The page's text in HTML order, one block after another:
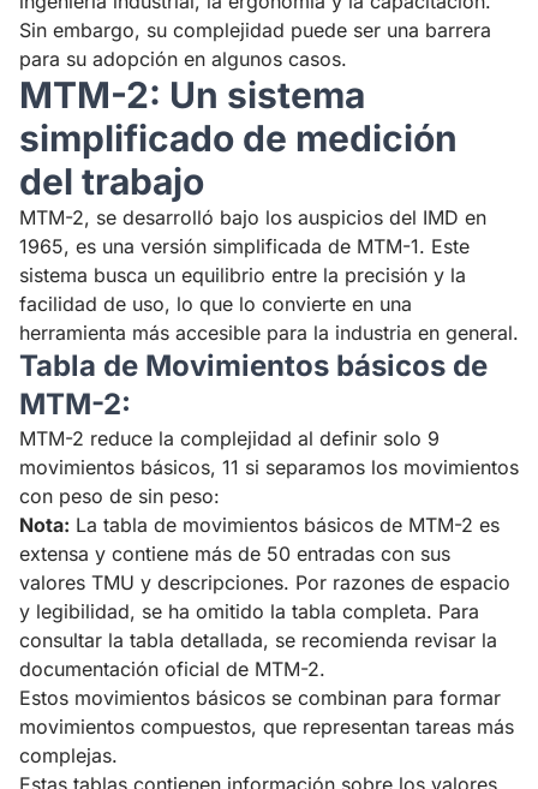
Sin embargo, su complejidad puede ser una barrera
para su adopción en algunos casos.
MTM-2: Un sistema
simplificado de medición
del trabajo
MTM-2, se desarrolló bajo los auspicios del IMD en
1965, es una versión simplificada de MTM-1. Este
sistema busca un equilibrio entre la precisión y la
facilidad de uso, lo que lo convierte en una
herramienta más accesible para la industria en general.
Tabla de Movimientos básicos de
MTM-2:
MTM-2 reduce la complejidad al definir solo 9
movimientos básicos, 11 si separamos los movimientos
con peso de sin peso:
Nota: La tabla de movimientos básicos de MTM-2 es
extensa y contiene más de 50 entradas con sus
valores TMU y descripciones. Por razones de espacio
y legibilidad, se ha omitido la tabla completa. Para
consultar la tabla detallada, se recomienda revisar la
documentación oficial de MTM-2.
Estos movimientos básicos se combinan para formar
movimientos compuestos, que representan tareas más
complejas.
Estas tablas contienen información sobre los valores